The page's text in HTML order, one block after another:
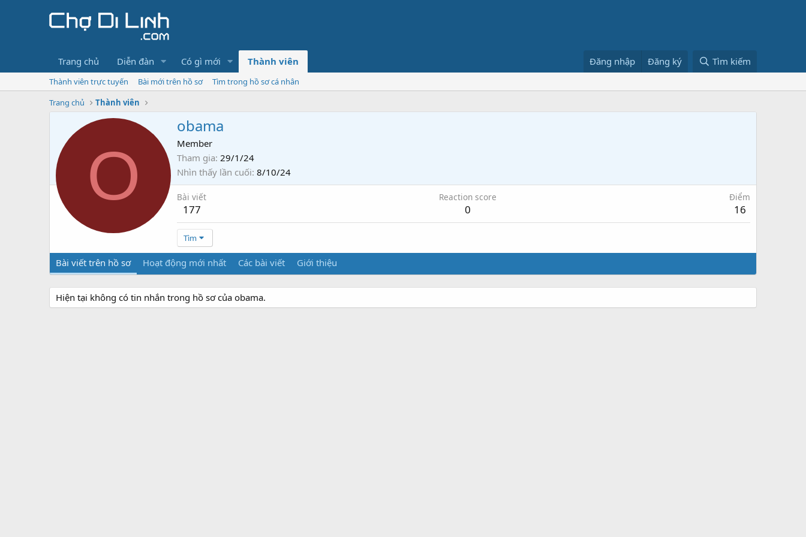
Trang chủ Diễn đàn Có gì mới Thành viên Đăng nhập Đăng ký Tìm kiếm
Thành viên trực tuyến Bài mới trên hồ sơ
Tìm trong hồ sơ cá nhân
Trang chủ
Thành viên
O
obama
Member
Tham gia 29/1/24
Nhìn thấy lần cuối 8/10/24
Bài viết
177
Reaction score
0
Điểm
16
Tìm
Bài viết trên hồ sơ Hoạt động mới nhất Các bài viết Giới thiệu
Hiện tại không có tin nhắn trong hồ sơ của obama.